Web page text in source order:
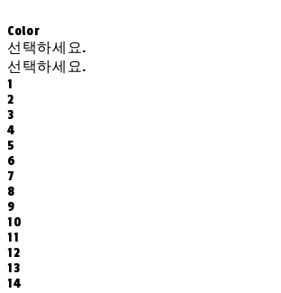
Color
선택하세요.
선택하세요.
1
2
3
4
5
6
7
8
9
10
11
12
13
14